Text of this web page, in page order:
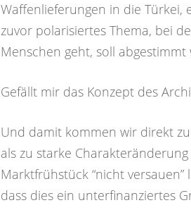
Waffenlieferungen in die Türkei,
zuvor polarisiertes Thema, bei
Menschen geht, soll abgestimmt
Gefällt mir das Konzept des
Und damit kommen wir direkt
als zu starke
Marktfrühstück “nicht
dass dies ein unterfinanziertes